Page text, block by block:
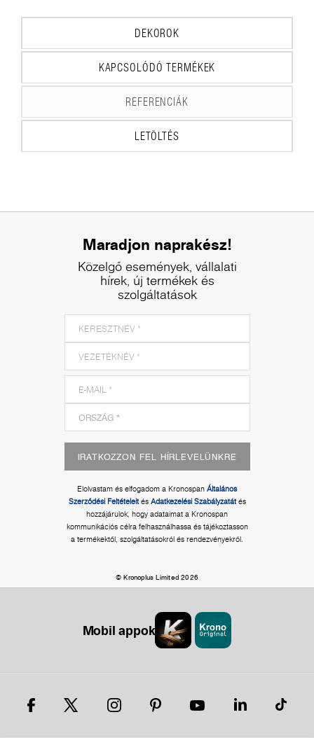
DEKOROK
KAPCSOLÓDÓ TERMÉKEK
REFERENCIÁK
LETÖLTÉS
Maradjon naprakész!
Közelgő események, vállalati
hírek, új termékek és
szolgáltatások
IRATKOZZON FEL HÍRLEVELÜNKRE
Elolvastam és elfogadom a Kronospan Általános
Szerződési Feltételeités Adatkezelési Szabályzatátés
hozzájárulok, hogy adataimat a Kronospan
kommunikációs célra felhasználhassa és tájékoztasson
a termékektől, szolgáltatásokról és rendezvényekről.
© Kronoplus Limited 2026
Mobil appok